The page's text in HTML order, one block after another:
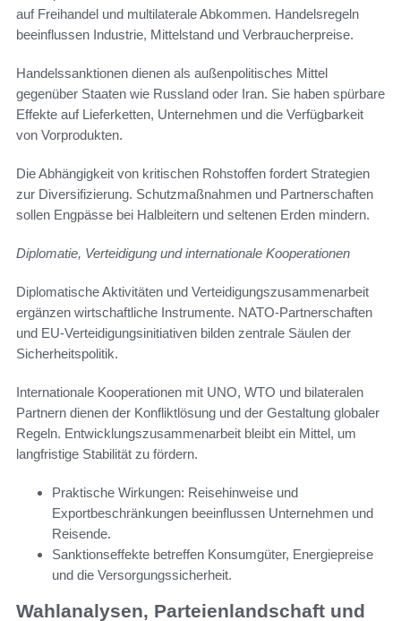
auf Freihandel und multilaterale Abkommen. Handelsregeln
beeinflussen Industrie, Mittelstand und Verbraucherpreise.
Handelssanktionen dienen als außenpolitisches Mittel
gegenüber Staaten wie Russland oder Iran. Sie haben spürbare
Effekte auf Lieferketten, Unternehmen und die Verfügbarkeit
von Vorprodukten.
Die Abhängigkeit von kritischen Rohstoffen fordert Strategien
zur Diversifizierung. Schutzmaßnahmen und Partnerschaften
sollen Engpässe bei Halbleitern und seltenen Erden mindern.
Diplomatie, Verteidigung und internationale Kooperationen
Diplomatische Aktivitäten und Verteidigungszusammenarbeit
ergänzen wirtschaftliche Instrumente. NATO-Partnerschaften
und EU-Verteidigungsinitiativen bilden zentrale Säulen der
Sicherheitspolitik.
Internationale Kooperationen mit UNO, WTO und bilateralen
Partnern dienen der Konfliktlösung und der Gestaltung globaler
Regeln. Entwicklungszusammenarbeit bleibt ein Mittel, um
langfristige Stabilität zu fördern.
Praktische Wirkungen: Reisehinweise und
Exportbeschränkungen beeinflussen Unternehmen und
Reisende.
Sanktionseffekte betreffen Konsumgüter, Energiepreise
und die Versorgungssicherheit.
Wahlanalysen, Parteienlandschaft und